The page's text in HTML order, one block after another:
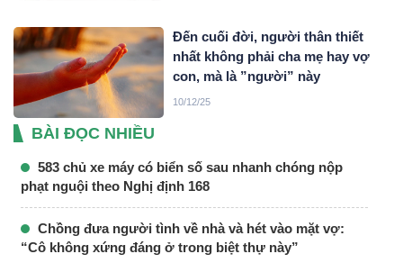
Đến cuối đời, người thân thiết
nhất không phải cha mẹ hay vợ
con, mà là ”người” này
10/12/25
BÀI ĐỌC NHIỀU
583 chủ xe máy có biển số sau nhanh chóng nộp
phạt nguội theo Nghị định 168
Chồng đưa người tình về nhà và hét vào mặt vợ:
“Cô không xứng đáng ở trong biệt thự này”